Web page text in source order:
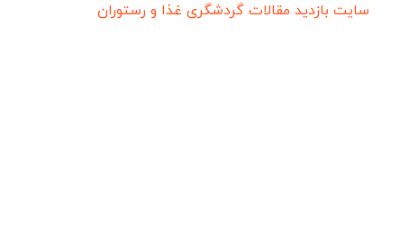
سایت بازدید مقالات گردشگری غذا و رستوران